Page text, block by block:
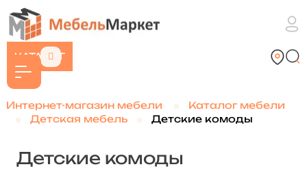
КАТАЛОГ
Интернет-магазин мебели
Каталог мебели
Детская мебель
Детские комоды
Детские комоды